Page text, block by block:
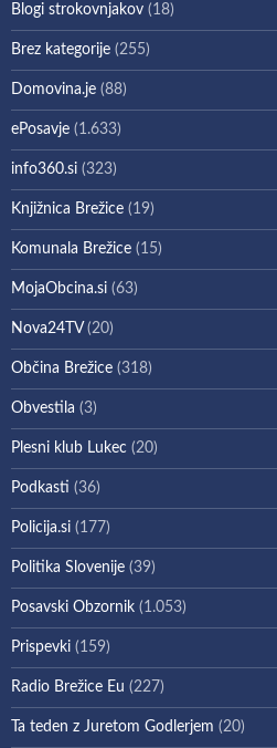
Blogi strokovnjakov (18)
Brez kategorije (255)
Domovina.je (88)
ePosavje (1.633)
info360.si (323)
Knjižnica Brežice (19)
Komunala Brežice (15)
MojaObcina.si (63)
Nova24TV(20)
Občina Brežice (318)
Obvestila (3)
Plesni klub Lukec (20)
Podkasti (36)
Policija.si (177)
Politika Slovenije (39)
Posavski Obzornik (1.053)
Prispevki (159)
Radio Brežice Eu (227)
Ta teden z Juretom Godlerjem (20)